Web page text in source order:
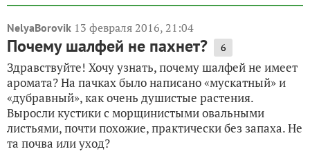
NelyaBorovik 13 февраля 2016, 21:04
Почему шалфей не пахнет? 6
Здравствуйте! Хочу узнать, почему шалфей не имеет
аромата? На пачках было написано «мускатный» и
«дубравный», как очень душистые растения.
Выросли кустики с морщинистыми овальными
листьями, почти похожие, практически без запаха. Не
та почва или уход?